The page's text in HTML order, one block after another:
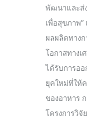
พัฒนาและส่
เพื่อสุขภาพ”
ผลผลิตทาง
โอกาสทาง
ได้รับการอ
ยุคใหม่ที่ให้
ของอาหาร
โครงการวิจั